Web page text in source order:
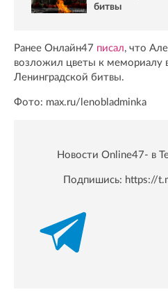
битвы
Ранее Онлайн47 писал, что
возложил цветы к мемориалу
Ленинградской битвы.
Фото: max.ru/lenobladminka
Новости Online47- в
Подпишись: https://